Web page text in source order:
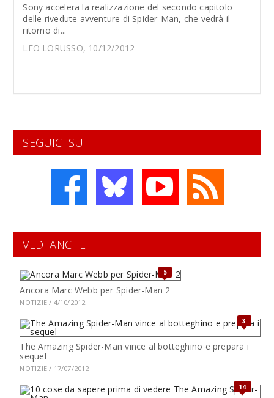
Sony accelera la realizzazione del secondo capitolo
delle rivedute avventure di Spider-Man, che vedrà il
ritorno di...
LEO LORUSSO, 10/12/2012
SEGUICI SU
VEDI ANCHE
5
Ancora Marc Webb per Spider-Man 2
NOTIZIE / 4/10/2012
3
The Amazing Spider-Man vince al botteghino e prepara i
sequel
NOTIZIE / 17/07/2012
14